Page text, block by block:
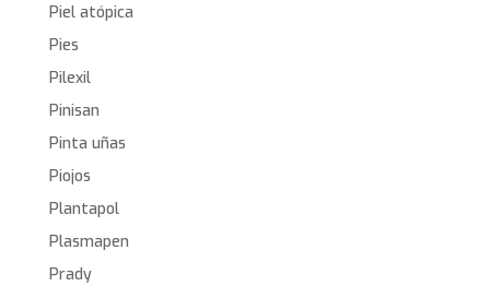
Piel atópica
Pies
Pilexil
Pinisan
Pinta uñas
Piojos
Plantapol
Plasmapen
Prady